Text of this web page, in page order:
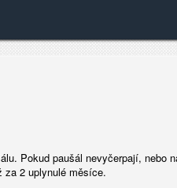
Pokud paušál nevyčerpají,
2 uplynulé měsíce.